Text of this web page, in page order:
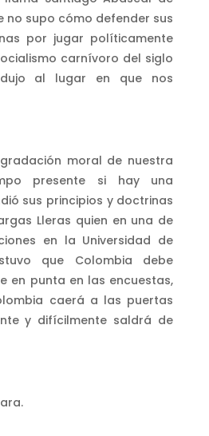
no supo cómo defender sus
por jugar políticamente
carnívoro del siglo
al lugar en que nos
moral de nuestra
presente si hay una
sus principios y doctrinas
Lleras quien en una de
en la Universidad de
que Colombia debe
en punta en las encuestas,
caerá a las puertas
y difícilmente saldrá de